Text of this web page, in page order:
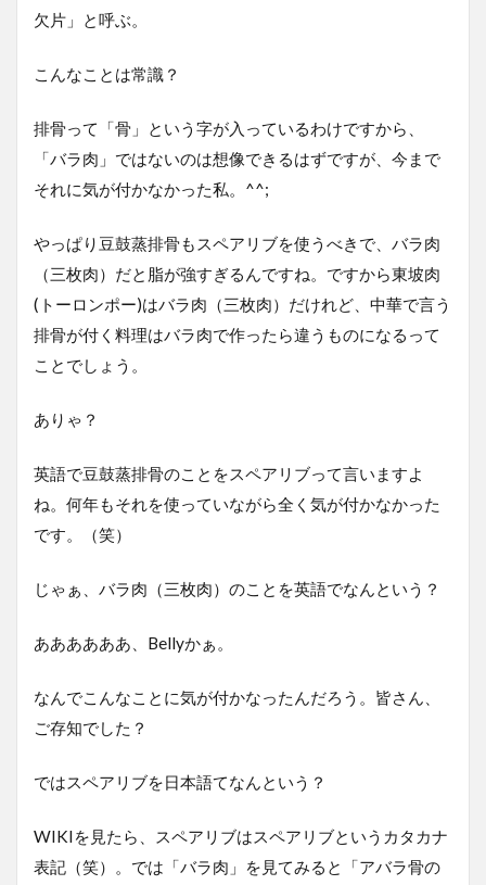
欠片」と呼ぶ。
こんなことは常識？
排骨って「骨」という字が入っているわけですから、
「バラ肉」ではないのは想像できるはずですが、今まで
それに気が付かなかった私。^^;
やっぱり豆鼓蒸排骨もスペアリブを使うべきで、バラ肉
（三枚肉）だと脂が強すぎるんですね。ですから東坡肉
(トーロンポー)はバラ肉（三枚肉）だけれど、中華で言う
排骨が付く料理はバラ肉で作ったら違うものになるって
ことでしょう。
ありゃ？
英語で豆鼓蒸排骨のことをスペアリブって言いますよ
ね。何年もそれを使っていながら全く気が付かなかった
です。（笑）
じゃぁ、バラ肉（三枚肉）のことを英語でなんという？
ああああああ、Bellyかぁ。
なんでこんなことに気が付かなったんだろう。皆さん、
ご存知でした？
ではスペアリブを日本語てなんという？
WIKIを見たら、スペアリブはスペアリブというカタカナ
表記（笑）。では「バラ肉」を見てみると「アバラ骨の